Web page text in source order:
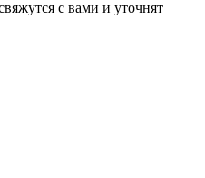
с вами и уточнят